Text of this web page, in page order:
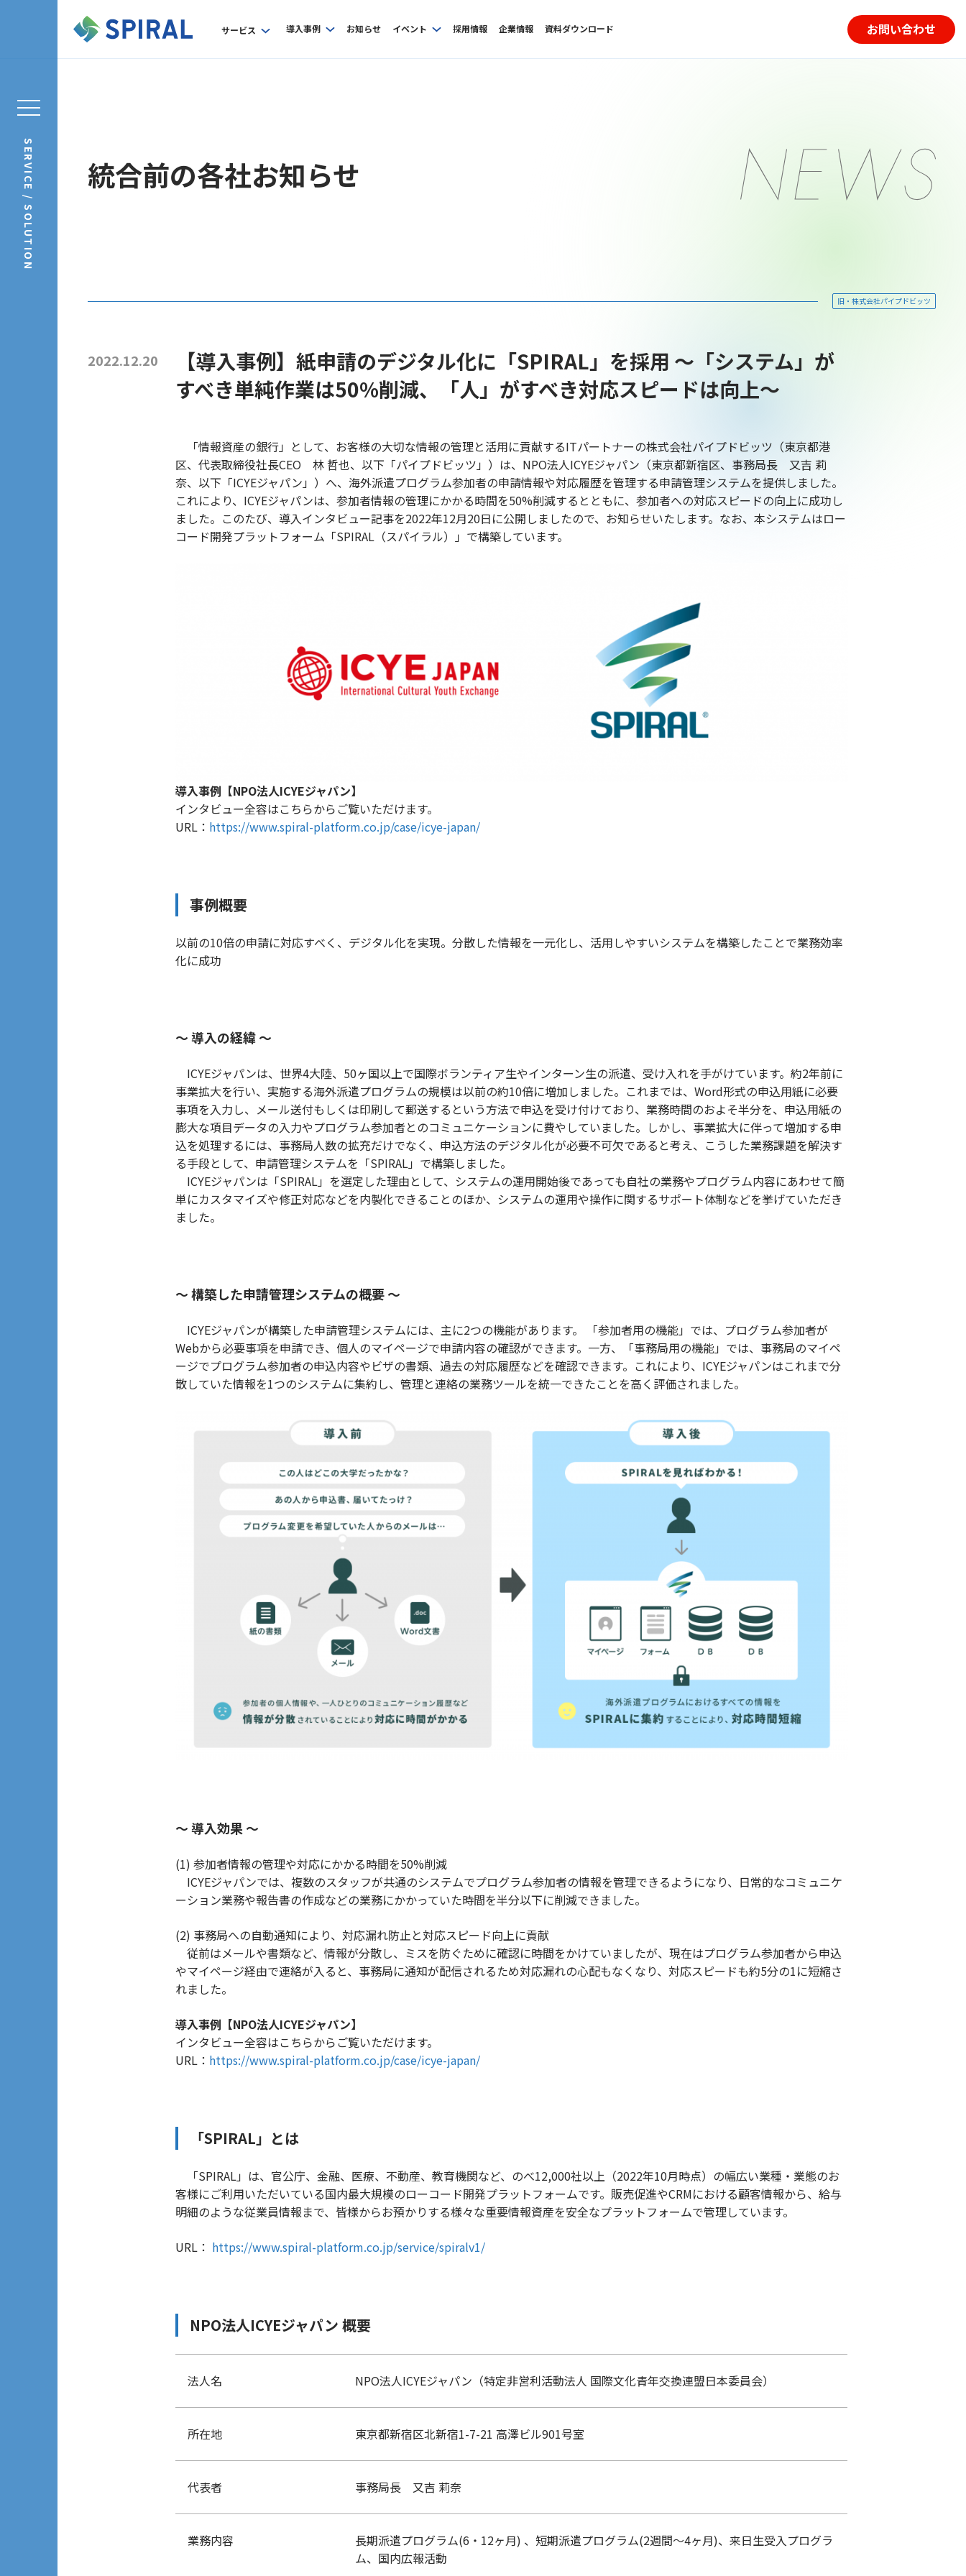
サービス 導入事例 お知らせ イベント 採用情報 企業情報 資料ダウンロード お問い合わせ
SERVICE / SOLUTION 統合前の各社お知らせ
旧・株式会社パイプドビッツ
2022.12.20
【導入事例】紙申請のデジタル化に「SPIRAL」を採用 ～「システム」が
すべき単純作業は50%削減、「人」がすべき対応スピードは向上～
「情報資産の銀行」として、お客様の大切な情報の管理と活用に貢献するITパートナーの株式会社パイプドビッツ（東京都港
区、代表取締役社長CEO 林 哲也、以下「パイプドビッツ」）は、NPO法人ICYEジャパン（東京都新宿区、事務局長 又吉 莉
奈、以下「ICYEジャパン」）へ、海外派遣プログラム参加者の申請情報や対応履歴を管理する申請管理システムを提供しました。
これにより、ICYEジャパンは、参加者情報の管理にかかる時間を50%削減するとともに、参加者への対応スピードの向上に成功し
ました。このたび、導入インタビュー記事を2022年12月20日に公開しましたので、お知らせいたします。なお、本システムはロー
コード開発プラットフォーム「SPIRAL（スパイラル）」で構築しています。
導入事例【NPO法人ICYEジャパン】
インタビュー全容はこちらからご覧いただけます。
URL： https://www.spiral-platform.co.jp/case/icye-japan/
事例概要
以前の10倍の申請に対応すべく、デジタル化を実現。分散した情報を一元化し、活用しやすいシステムを構築したことで業務効率
化に成功
～ 導入の経緯 ～
ICYEジャパンは、世界4大陸、50ヶ国以上で国際ボランティア生やインターン生の派遣、受け入れを手がけています。約2年前に
事業拡大を行い、実施する海外派遣プログラムの規模は以前の約10倍に増加しました。これまでは、Word形式の申込用紙に必要
事項を入力し、メール送付もしくは印刷して郵送するという方法で申込を受け付けており、業務時間のおよそ半分を、申込用紙の
膨大な項目データの入力やプログラム参加者とのコミュニケーションに費やしていました。しかし、事業拡大に伴って増加する申
込を処理するには、事務局人数の拡充だけでなく、申込方法のデジタル化が必要不可欠であると考え、こうした業務課題を解決す
る手段として、申請管理システムを「SPIRAL」で構築しました。
ICYEジャパンは「SPIRAL」を選定した理由として、システムの運用開始後であっても自社の業務やプログラム内容にあわせて簡
単にカスタマイズや修正対応などを内製化できることのほか、システムの運用や操作に関するサポート体制などを挙げていただき
ました。
～ 構築した申請管理システムの概要 ～
ICYEジャパンが構築した申請管理システムには、主に2つの機能があります。 「参加者用の機能」では、プログラム参加者が
Webから必要事項を申請でき、個人のマイページで申請内容の確認ができます。一方、「事務局用の機能」では、事務局のマイペ
ージでプログラム参加者の申込内容やビザの書類、過去の対応履歴などを確認できます。これにより、ICYEジャパンはこれまで分
散していた情報を1つのシステムに集約し、管理と連絡の業務ツールを統一できたことを高く評価されました。
～ 導入効果 ～
(1) 参加者情報の管理や対応にかかる時間を50%削減
ICYEジャパンでは、複数のスタッフが共通のシステムでプログラム参加者の情報を管理できるようになり、日常的なコミュニケ
ーション業務や報告書の作成などの業務にかかっていた時間を半分以下に削減できました。
(2) 事務局への自動通知により、対応漏れ防止と対応スピード向上に貢献
従前はメールや書類など、情報が分散し、ミスを防ぐために確認に時間をかけていましたが、現在はプログラム参加者から申込
やマイページ経由で連絡が入ると、事務局に通知が配信されるため対応漏れの心配もなくなり、対応スピードも約5分の1に短縮さ
れました。
導入事例【NPO法人ICYEジャパン】
インタビュー全容はこちらからご覧いただけます。
URL： https://www.spiral-platform.co.jp/case/icye-japan/
「SPIRAL」とは
「SPIRAL」は、官公庁、金融、医療、不動産、教育機関など、のべ12,000社以上（2022年10月時点）の幅広い業種・業態のお
客様にご利用いただいている国内最大規模のローコード開発プラットフォームです。販売促進やCRMにおける顧客情報から、給与
明細のような従業員情報まで、皆様からお預かりする様々な重要情報資産を安全なプラットフォームで管理しています。
URL： https://www.spiral-platform.co.jp/service/spiralv1/
NPO法人ICYEジャパン 概要
法人名 NPO法人ICYEジャパン（特定非営利活動法人 国際文化青年交換連盟日本委員会）
所在地 東京都新宿区北新宿1-7-21 高澤ビル901号室
代表者 事務局長 又吉 莉奈
業務内容
長期派遣プログラム(6・12ヶ月) 、短期派遣プログラム(2週間～4ヶ月)、来日生受入プログラ
ム、国内広報活動